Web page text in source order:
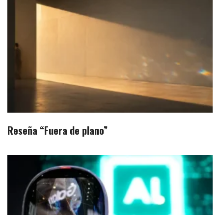
Reseña “Fuera de plano”